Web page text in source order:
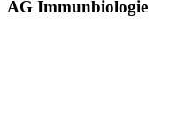
AG Immunbiologie